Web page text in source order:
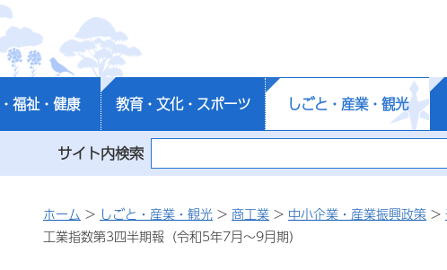
福祉・健康 教育・文化・スポーツ しごと・産業・観光
サイト内検索
ホーム > しごと・産業・観光 > 商工業 > 中小企業・産業振興政策 >
工業指数第3四半期報（令和5年7月～9月期）